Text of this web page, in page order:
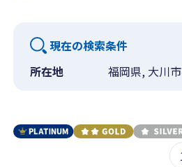
現在の検索条件
所在地 福岡県, 大川市